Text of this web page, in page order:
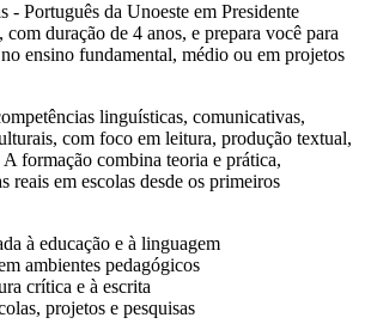
- Português da Unoeste em Presidente
com duração de 4 anos, e prepara você para
ensino fundamental, médio ou em projetos
linguísticas, comunicativas,
com foco em leitura, produção textual,
formação combina teoria e prática,
reais em escolas desde os primeiros
à educação e à linguagem
ambientes pedagógicos
crítica e à escrita
projetos e pesquisas